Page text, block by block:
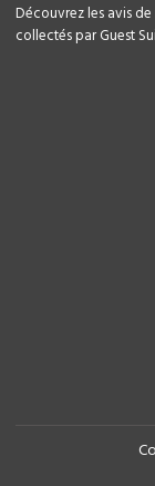
Découvrez les avis
collectés par Guest